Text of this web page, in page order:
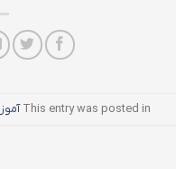
This entry was posted in